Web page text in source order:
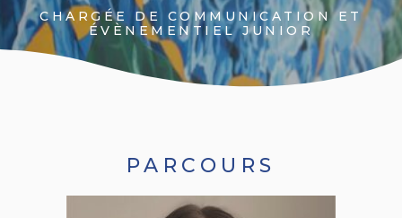
CHARGÉE DE COMMUNICATION ET
ÉVÈNEMENTIEL JUNIOR
PARCOURS